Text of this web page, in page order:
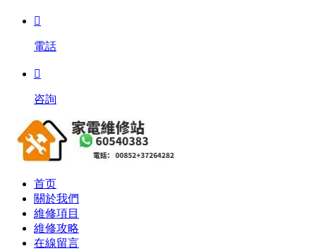

電話

咨詢
首页
關於我們
維修項目
維修攻略
在線留言